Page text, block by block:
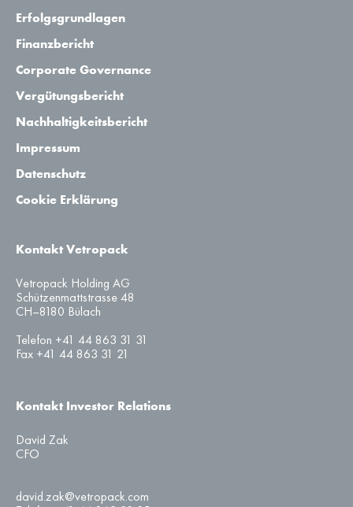
Erfolgsgrundlagen
Finanzbericht
Corporate Governance
Vergütungsbericht
Nachhaltigkeitsbericht
Impressum
Datenschutz
Cookie Erklärung
Kontakt Vetropack
Vetropack Holding AG
Schützenmattstrasse 48
CH–8180 Bülach
Telefon +41 44 863 31 31
Fax +41 44 863 31 21
Kontakt Investor Relations
David Zak
CFO
david.zak@vetropack.com